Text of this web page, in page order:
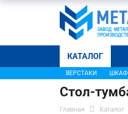
КАТАЛОГ
ВЕРСТАКИ
Стол-
Главная Каталог